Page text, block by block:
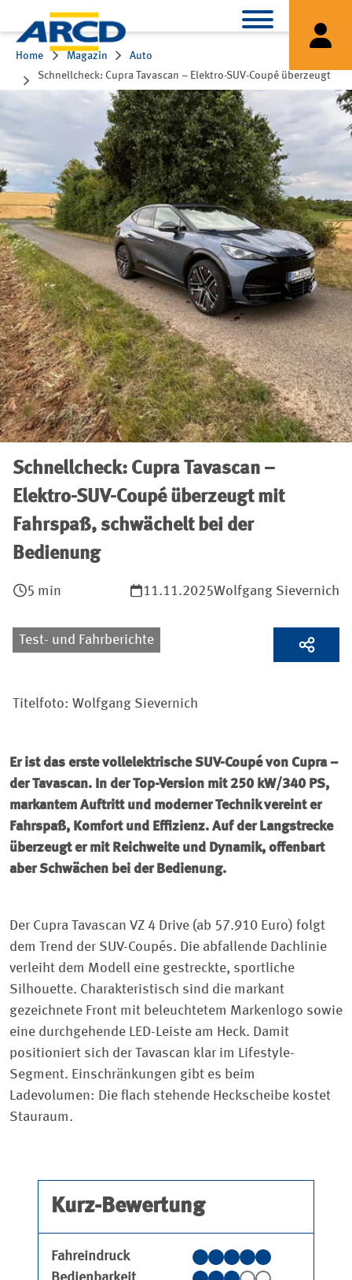
Home Magazin
Auto
Schnellcheck: Cupra Tavascan – Elektro-SUV-Coupé überzeugt
mit Fahrspaß, schwächelt bei der Bedienung
Schnellcheck: Cupra Tavascan –
Elektro-SUV-Coupé überzeugt mit
Fahrspaß, schwächelt bei der
Bedienung
5 min 11.11.2025Wolfgang Sievernich
Test- und Fahrberichte
Titelfoto: Wolfgang Sievernich
Er ist das erste vollelektrische SUV-Coupé von Cupra –
der Tavascan. In der Top-Version mit 250 kW/340 PS,
markantem Auftritt und moderner Technik vereint er
Fahrspaß, Komfort und Effizienz. Auf der Langstrecke
überzeugt er mit Reichweite und Dynamik, offenbart
aber Schwächen bei der Bedienung.
Der Cupra Tavascan VZ 4 Drive (ab 57.910 Euro) folgt
dem Trend der SUV-Coupés. Die abfallende Dachlinie
verleiht dem Modell eine gestreckte, sportliche
Silhouette. Charakteristisch sind die markant
gezeichnete Front mit beleuchtetem Markenlogo sowie
eine durchgehende LED-Leiste am Heck. Damit
positioniert sich der Tavascan klar im Lifestyle-
Segment. Einschränkungen gibt es beim
Ladevolumen: Die flach stehende Heckscheibe kostet
Stauraum.
Kurz-Bewertung
Fahreindruck